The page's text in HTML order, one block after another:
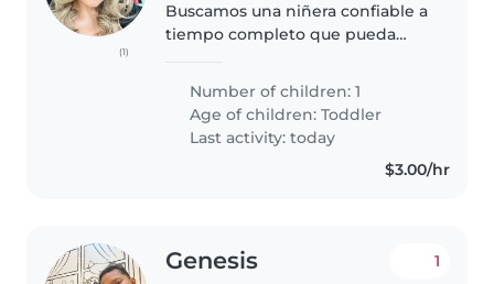
(1)
Buscamos una niñera confiable a
tiempo completo que pueda
año, lleno de curiosidad e
inteligencia . Es importante que
se sienta cómoda con las
Number of children: 1
Age of children:Toddler
Last activity: today
$3.00/hr
Genesis 1